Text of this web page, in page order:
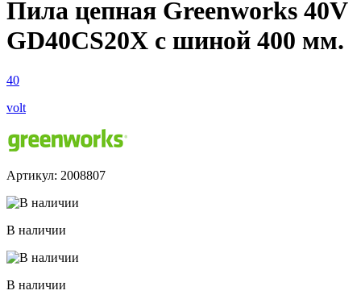
Пила цепная Greenworks 40V
GD40CS20X с шиной 400 мм.
40
volt
Артикул: 2008807
В наличии
В наличии